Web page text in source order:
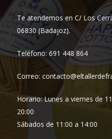
Te atendemos en C/ Los
06830 (Badajoz).
Teléfono: 691 448 864
Correo:
Horario: Lunes a viernes de
20:00
Sábados de 11:00 a 14:00